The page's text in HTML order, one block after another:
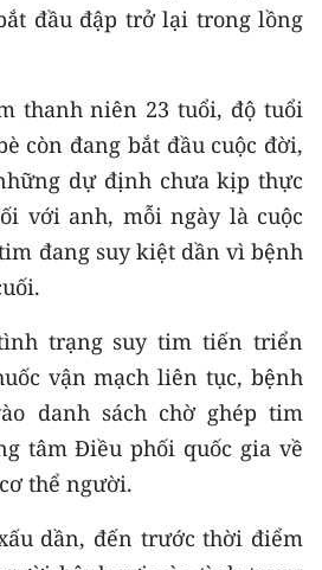
đầu đập trở lại trong lồng
thanh niên 23 tuổi, độ tuổi
còn đang bắt đầu cuộc đời,
dự định chưa kịp thực
với anh, mỗi ngày là cuộc
đang suy kiệt dần vì bệnh
trạng suy tim tiến triển
vận mạch liên tục, bệnh
danh sách chờ ghép tim
tâm Điều phối quốc gia về
thể người.
dần, đến trước thời điểm